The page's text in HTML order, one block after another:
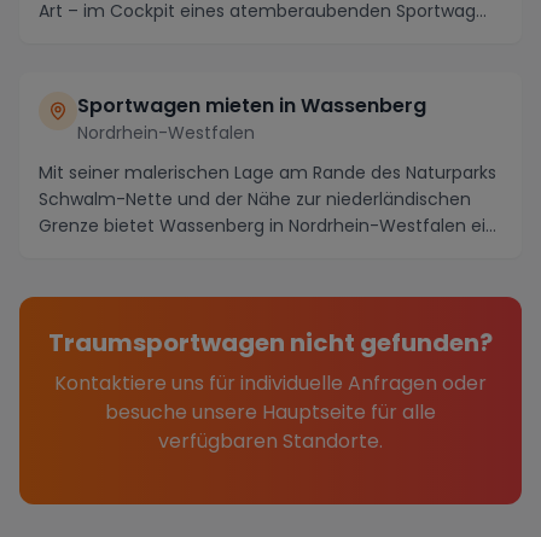
Art – im Cockpit eines atemberaubenden Sportwag...
Sportwagen mieten in Wassenberg
Nordrhein-Westfalen
Mit seiner malerischen Lage am Rande des Naturparks
Schwalm-Nette und der Nähe zur niederländischen
Grenze bietet Wassenberg in Nordrhein-Westfalen ei...
Traumsportwagen nicht gefunden?
Kontaktiere uns für individuelle Anfragen oder
besuche unsere Hauptseite für alle
verfügbaren Standorte.